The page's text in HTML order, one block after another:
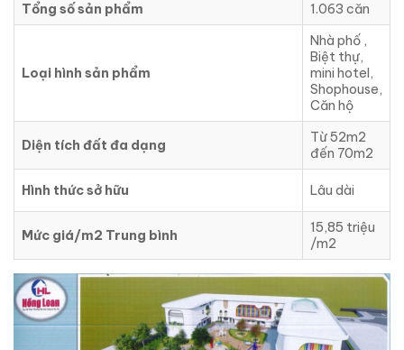
Tổng số sản phẩm
1.063 căn
Loại hình sản phẩm
Nhà phố ,
Biệt thự,
mini hotel,
Shophouse,
Căn hộ
Diện tích đất đa dạng
Từ 52m2
đến 70m2
Hình thức sở hữu Lâu dài
Mức giá/m2 Trung bình
15,85 triệu
/m2